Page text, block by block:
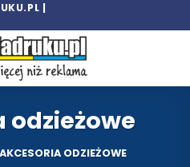
|
odzieżowe
AKCESORIA ODZIEŻOWE